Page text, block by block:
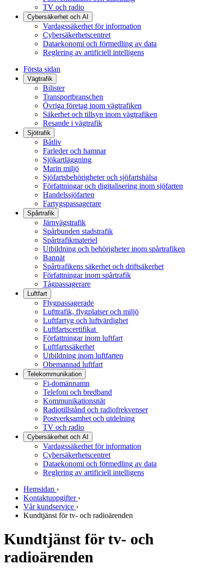
TV och radio
Cybersäkerhet och AI
Vardagssäkerhet för information
Cybersäkerhetscentret
Dataekonomi och förmedling av data
Reglering av artificiell intelligens
Första sidan
Vägtrafik
Bilister
Transportbranschen
Övriga företag inom vägtrafiken
Säkerhet och tillsyn inom vägtrafiken
Resande i vägtrafik
Sjötrafik
Båtliv
Farleder och hamnar
Sjökartläggning
Marin miljö
Sjöfartsbehörigheter och sjöfartshälsa
Författningar och digitalisering inom sjöfarten
Handelssjöfarten
Fartygspassagerare
Spårtrafik
Järnvägstrafik
Spårbunden stadstrafik
Spårtrafikmateriel
Utbildning och behörigheter inom spårtrafiken
Bannät
Spårtrafikens säkerhet och driftsäkerhet
Författningar inom spårtrafik
Tågpassagerare
Luftfart
Flygpassagerade
Lufttrafik, flygplatser och miljö
Luftfartyg och luftvärdighet
Luftfartscertifikat
Författningar inom luftfart
Luftfartssäkerhet
Utbildning inom luftfarten
Obemannad luftfart
Telekommunikation
Fi-domännamn
Telefoni och bredband
Kommunikationsnät
Radiotillstånd och radiofrekvenser
Postverksamhet och utdelning
TV och radio
Cybersäkerhet och AI
Vardagssäkerhet för information
Cybersäkerhetscentret
Dataekonomi och förmedling av data
Reglering av artificiell intelligens
Hemsidan ›
Kontaktuppgifter ›
Vår kundservice ›
Kundtjänst för tv- och radioärenden
Kundtjänst för tv- och
radioärenden